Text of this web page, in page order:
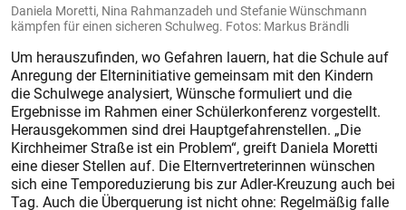
Daniela Moretti, Nina Rahmanzadeh und Stefanie Wünschmann
kämpfen für einen sicheren Schulweg. Fotos: Markus Brändli
Um herauszufinden, wo Gefahren lauern, hat die Schule auf
Anregung der Elterninitiative gemeinsam mit den Kindern
die Schulwege analysiert, Wünsche formuliert und die
Ergebnisse im Rahmen einer Schülerkonferenz vorgestellt.
Herausgekommen sind drei Hauptgefahrenstellen. „Die
Kirchheimer Straße ist ein Problem“, greift Daniela Moretti
eine dieser Stellen auf. Die Elternvertreterinnen wünschen
sich eine Temporeduzierung bis zur Adler-Kreuzung auch bei
Tag. Auch die Überquerung ist nicht ohne: Regelmäßig falle